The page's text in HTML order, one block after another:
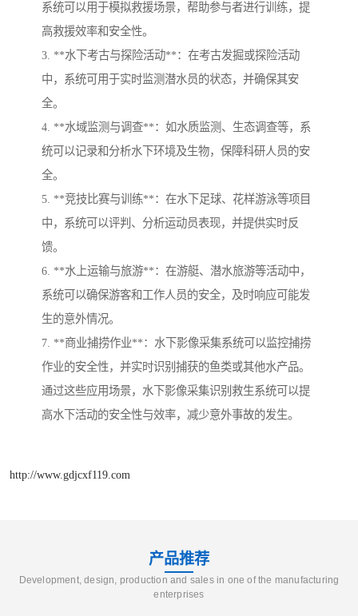
系统可以用于模拟救援场景，帮助参与者进行训练，提
高救援效率和安全性。
3. **水下考古与探险活动**：在考古发掘或探险活动
中，系统可用于实时监测潜水员的状态，并确保其安
全。
4. **水域监测与调查**：如水质监测、生态调查等，系
统可以记录和分析水下环境及生物，保障科研人员的安
全。
5. **竞技比赛与训练**：在水下足球、花样游泳等项目
中，系统可以评判、分析运动员表现，并提供实时反
馈。
6. **水上运输与旅游**：在游艇、潜水旅游等活动中，
系统可以确保游客和工作人员的安全，及时响应可能发
生的意外情况。
7. **商业捕捞作业**：水下影像采集系统可以监控捕捞
作业的安全性，并实时识别捕获的鱼类或其他水产品。
通过这些应用场景，水下影像采集识别救生系统可以提
高水下活动的安全性与效率，减少意外事故的发生。
http://www.gdjcxf119.com
产品推荐
Development, design, production and sales in one of the manufacturing
enterprises